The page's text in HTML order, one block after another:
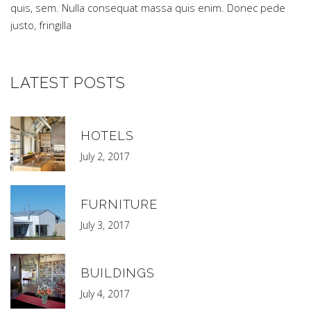
quis, sem. Nulla consequat massa quis enim. Donec pede
justo, fringilla
LATEST POSTS
HOTELS
July 2, 2017
FURNITURE
July 3, 2017
BUILDINGS
July 4, 2017